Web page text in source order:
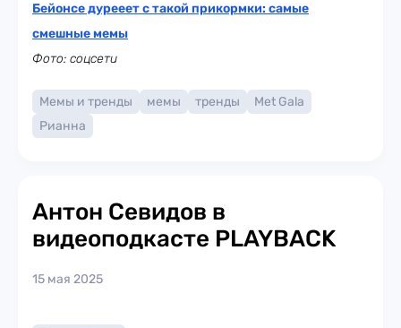
Бейонсе дурееет с такой прикормки: самые
смешные мемы
Фото: соцсети
Мемы и тренды мемы тренды
Met Gala
Рианна
Антон Севидов в
видеоподкасте PLAYBACK
15 мая 2025